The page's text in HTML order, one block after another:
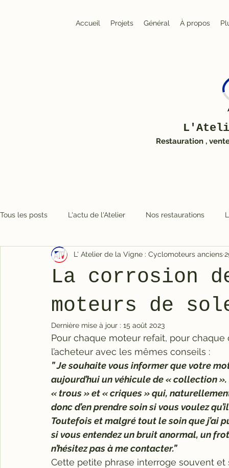
Accueil Projets Général À propos
Restauration ,
Tous les posts L'actu de l'Atelier Nos restaurations
La corrosion
moteurs de
L' Atelier de la Vigne : Cyclomoteurs anciens
Dernière mise à jour : 15 août 2023
Pour chaque moteur refait, pour
l’acheteur avec les mêmes conseils :
” Je souhaite vous informer que votre
aujourd’hui un véhicule de « collection
« trous » et « criques » qui,
donc d’en prendre soin si vous voulez
Toutefois et malgré tout le soin que
si vous entendez un bruit anormal, un
n’hésitez pas à me contacter.”
Cette petite phrase interroge souvent